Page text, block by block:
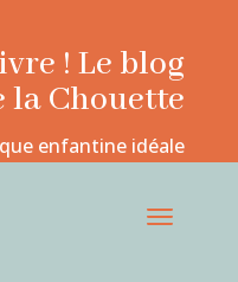
! Le blog
la Chouette
enfantine idéale